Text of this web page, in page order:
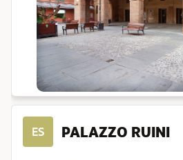
ES PALAZZO RUINI